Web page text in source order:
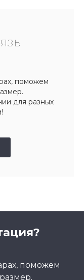
поможем
для разных
поможем